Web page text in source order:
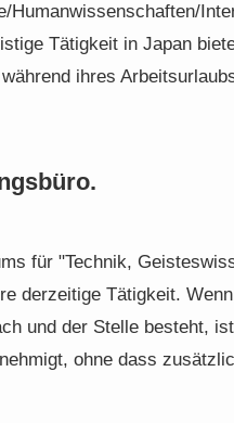
Tätigkeit in Japan
ihres
für "Technik,
derzeitige Tätigkeit.
und der Stelle besteht,
ohne dass